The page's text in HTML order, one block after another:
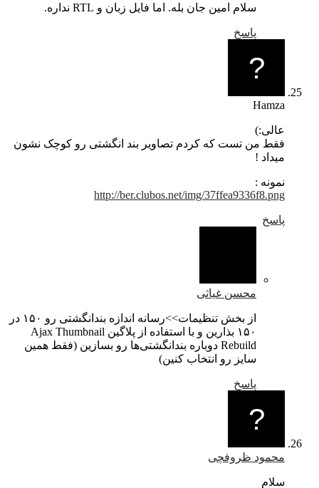
سلام امین جان بله. اما فایل زبان و RTL نداره.
Hamza
عالی:)
فقط من تست که کردم تصاویر بند انگشتی رو کوچک نشون
میداد !
نمونه :
http://ber.clubos.net/img/37ffea9336f8.png
محسن غیاثی
از بخش تنظیمات>>رسانه اندازه بندانگشتی رو ۱۵۰ در
۱۵۰ بذارین و با استفاده از پلاگین Ajax Thumbnail
Rebuild دوباره بندانگشتی‌ها رو بسازین (فقط همین
سایز رو انتخاب کنین)
محمود ظروفچی